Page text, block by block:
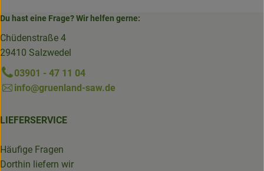
Du hast eine Frage? Wir helfen gerne:
Chüdenstraße 4
29410 Salzwedel
03901 - 47 11 04
info@gruenland-saw.de
LIEFERSERVICE
Häufige Fragen
Dorthin liefern wir